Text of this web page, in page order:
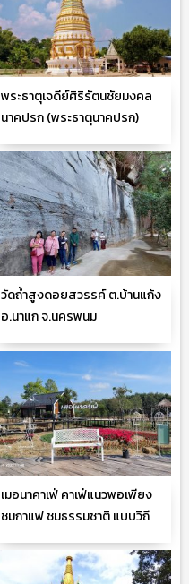
พระธาตุเจดีย์ศิริรัตนชัยมงคล
นาคปรก (พระธาตุนาคปรก)
วัดถ้ำสูงดอยสวรรค์ ต.บ้านแก้ง
อ.นาแก จ.นครพนม
เมอนาคาเฟ่ คาเฟ่แนวพอเพียง
ชมกาแฟ ชมธรรมชาติ แบบวิถี